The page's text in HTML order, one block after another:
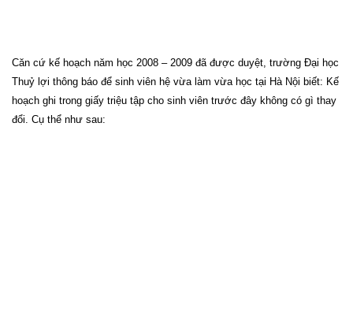
Căn cứ kế hoạch năm học 2008 – 2009 đã được duyệt, trường Đại học
Thuỷ lợi thông báo để sinh viên hệ vừa làm vừa học tại Hà Nội biết: Kế
hoạch ghi trong giấy triệu tập cho sinh viên trước đây không có gì thay
đổi. Cụ thể như sau: